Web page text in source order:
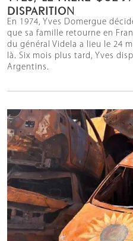
DISPARITION
En 1974, Yves Domergue
que sa famille retourne en
du général Videla a lieu le 24
là. Six mois plus tard, Yves
Argentins.